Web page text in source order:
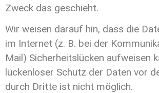
Zweck das geschieht.
Wir weisen darauf hin, dass die
im Internet (z. B. bei der
Mail) Sicherheitslücken aufweisen
lückenloser Schutz der Daten vor
durch Dritte ist nicht möglich.